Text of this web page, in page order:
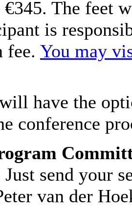
€345. The feet
is
fee. You may
have the
conference
send your
van der